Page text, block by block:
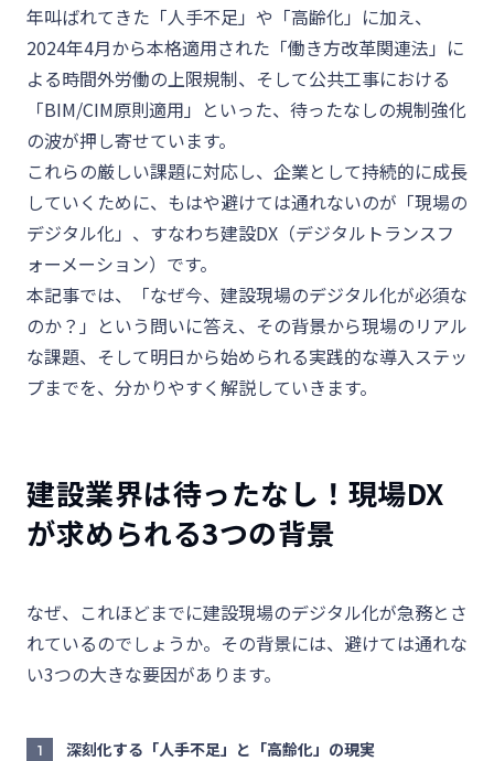
年叫ばれてきた「人手不足」や「高齢化」に加え、
2024年4月から本格適用された「働き方改革関連法」に
よる時間外労働の上限規制、そして公共工事における
「BIM/CIM原則適用」といった、待ったなしの規制強化
の波が押し寄せています。
これらの厳しい課題に対応し、企業として持続的に成長
していくために、もはや避けては通れないのが「現場の
デジタル化」、すなわち建設DX（デジタルトランスフ
ォーメーション）です。
本記事では、「なぜ今、建設現場のデジタル化が必須な
のか？」という問いに答え、その背景から現場のリアル
な課題、そして明日から始められる実践的な導入ステッ
プまでを、分かりやすく解説していきます。
建設業界は待ったなし！現場DX
が求められる3つの背景
なぜ、これほどまでに建設現場のデジタル化が急務とさ
れているのでしょうか。その背景には、避けては通れな
い3つの大きな要因があります。
1 深刻化する「人手不足」と「高齢化」の現実